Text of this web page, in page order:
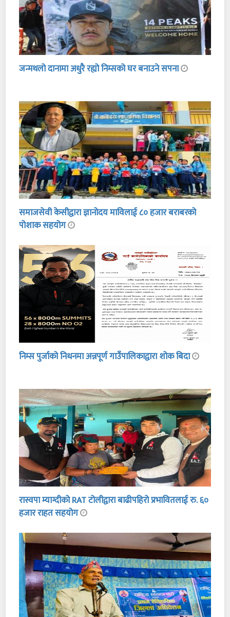
जन्मथलो दानामा अधुरै रह्यो निम्सको घर बनाउने सपना
समाजसेवी केसीद्वारा ज्ञानोदय माविलाई ८० हजार बराबरको
पोशाक सहयोग
निम्स पुर्जाको निधनमा अन्नपूर्ण गाउँपालिकाद्वारा शोक बिदा
रास्वपा म्याग्दीको RAT टोलीद्वारा बाढीपहिरो प्रभावितलाई रु. ६०
हजार राहत सहयोग